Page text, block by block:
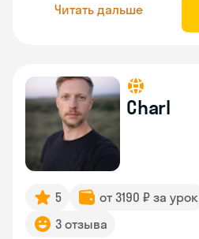
Читать дальше
Charl
5 от 3190 ₽ за урок
3 отзыва